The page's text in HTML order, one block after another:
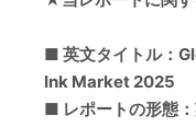
■ 英文タイトル：
Ink Market 2025
■ レポートの形態